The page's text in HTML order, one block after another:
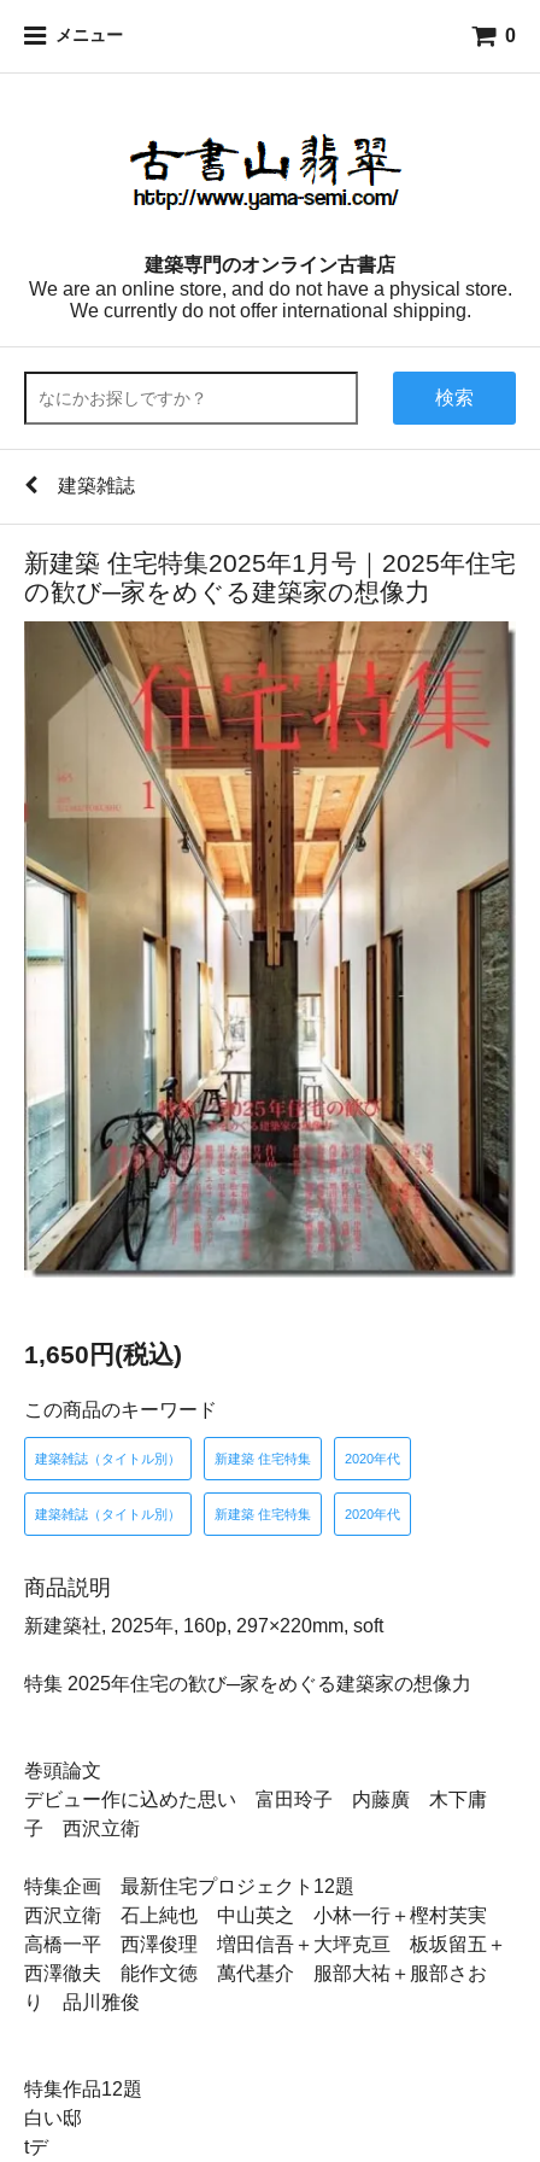
メニュー 0
建築専門のオンライン古書店
We are an online store, and do not have a physical store.
We currently do not offer international shipping.
検索
建築雑誌
新建築 住宅特集2025年1月号｜2025年住宅
の歓び─家をめぐる建築家の想像力
1,650円(税込)
この商品のキーワード
建築雑誌（タイトル別） 新建築 住宅特集 2020年代
建築雑誌（タイトル別） 新建築 住宅特集 2020年代
商品説明
新建築社, 2025年, 160p, 297×220mm, soft
特集 2025年住宅の歓び─家をめぐる建築家の想像力
巻頭論文
デビュー作に込めた思い 富田玲子 内藤廣 木下庸
子 西沢立衛
特集企画 最新住宅プロジェクト12題
西沢立衛 石上純也 中山英之 小林一行＋樫村芙実
高橋一平 西澤俊理 増田信吾＋大坪克亘 板坂留五＋
西澤徹夫 能作文徳 萬代基介 服部大祐＋服部さお
り 品川雅俊
特集作品12題
白い邸
tデ